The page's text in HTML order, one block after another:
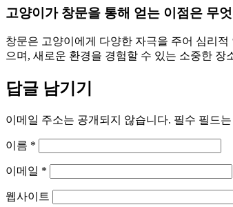
고양이가 창문을 통해 얻는 이점은 무
창문은 고양이에게 다양한 자극을 주어 심리
으며, 새로운 환경을 경험할 수 있는 소중한 장
답글 남기기
이메일 주소는 공개되지 않습니다. 필수 필드는
이름 *
이메일 *
웹사이트